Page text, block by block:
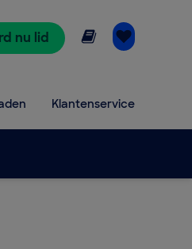
nu lid Online lezen
Klantenservice